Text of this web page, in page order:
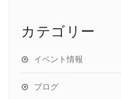
カテゴリー
イベント情報
ブログ